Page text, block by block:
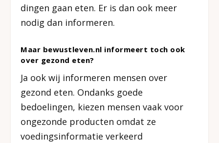
dingen gaan eten. Er is dan ook meer
nodig dan informeren.
Maar bewustleven.nl informeert toch ook
over gezond eten?
Ja ook wij informeren mensen over
gezond eten. Ondanks goede
bedoelingen, kiezen mensen vaak voor
ongezonde producten omdat ze
voedingsinformatie verkeerd